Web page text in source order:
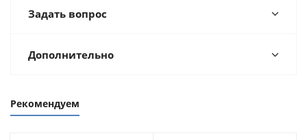
Задать вопрос
Дополнительно
Рекомендуем